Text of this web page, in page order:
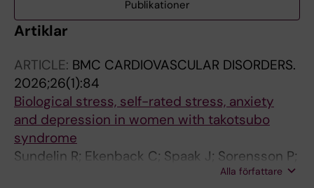
Publikationer
Artiklar
ARTICLE: BMC CARDIOVASCULAR DISORDERS.
2026;26(1):84
Biological stress, self-rated stress, anxiety
and depression in women with takotsubo
syndrome
Sundelin R; Ekenback C; Spaak J; Sorensson P;
Alla författare